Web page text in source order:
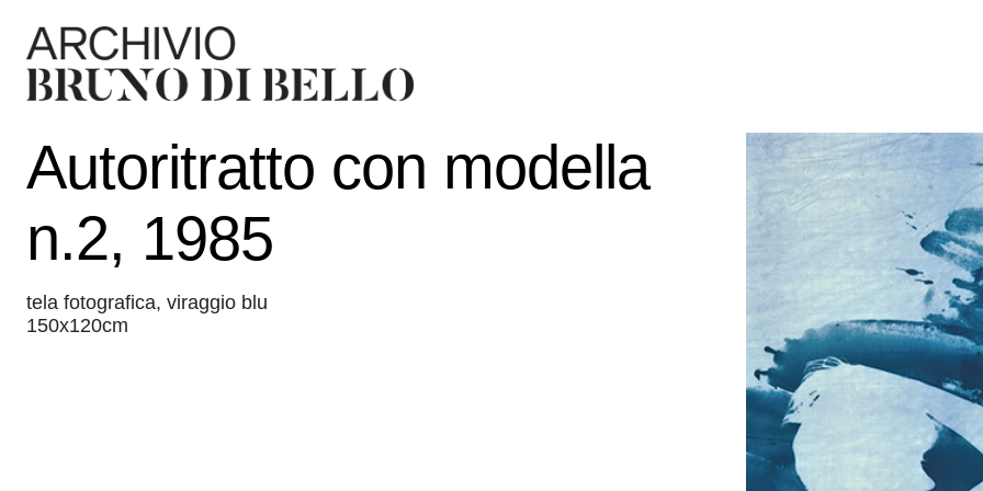
Autoritratto con modella
n.2, 1985
tela fotografica, viraggio blu
150x120cm